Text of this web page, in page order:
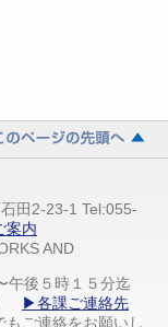
田2-23-1 Tel:055-
案内
AND
午後５時１５分迄
▶各課ご連絡先
ご連絡をお願いし